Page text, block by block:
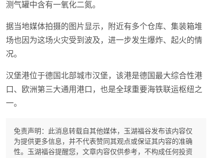
测气罐中含有一氧化二氮。
据当地媒体拍摄的图片显示，附近有多个仓库、集装箱堆
场也因为这场火灾受到波及，进一步发生爆炸、起火的情
况。
汉堡港位于德国北部城市汉堡，该港是德国最大综合性港
口、欧洲第三大通用港口，也是全球重要海铁联运枢纽之
一。
免责声明：此消息转载自其他媒体，玉湖福谷发布该内容仅
为提供更多信息，并不代表赞同其观点或保证其内容的准确
性。玉湖福谷提醒您，文章内容仅供参考，不构成任何投资